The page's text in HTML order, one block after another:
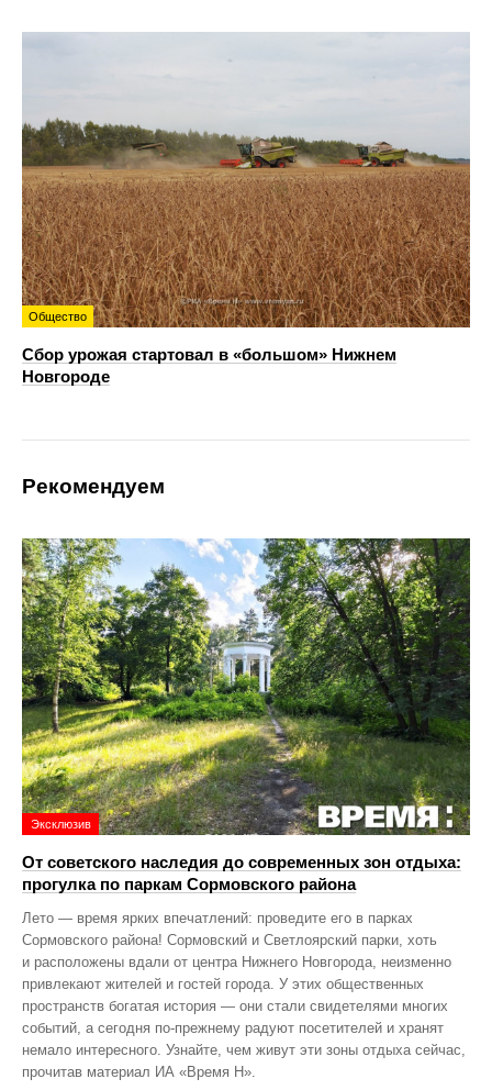
Общество
Сбор урожая стартовал в «большом» Нижнем
Новгороде
Рекомендуем
Эксклюзив
От советского наследия до современных зон отдыха:
прогулка по паркам Сормовского района
Лето — время ярких впечатлений: проведите его в парках
Сормовского района! Сормовский и Светлоярский парки, хоть
и расположены вдали от центра Нижнего Новгорода, неизменно
привлекают жителей и гостей города. У этих общественных
пространств богатая история — они стали свидетелями многих
событий, а сегодня по‑прежнему радуют посетителей и хранят
немало интересного. Узнайте, чем живут эти зоны отдыха сейчас,
прочитав материал ИА «Время Н».